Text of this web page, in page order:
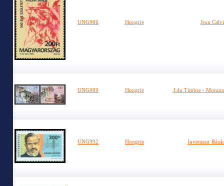
UNG986 Hongrie Jean
UNG989 Hongrie J.du Timbre -
UNG992 Hongrie Inventeur